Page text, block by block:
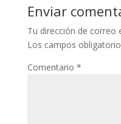
Enviar
Tu dirección de correo
Los campos
Comentario *